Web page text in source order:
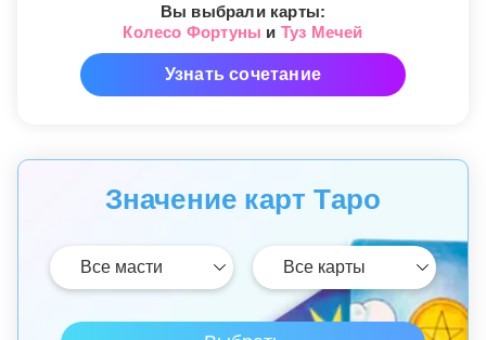
Вы выбрали карты:
Колесо Фортуны и Туз Мечей
Узнать сочетание
Значение карт Таро